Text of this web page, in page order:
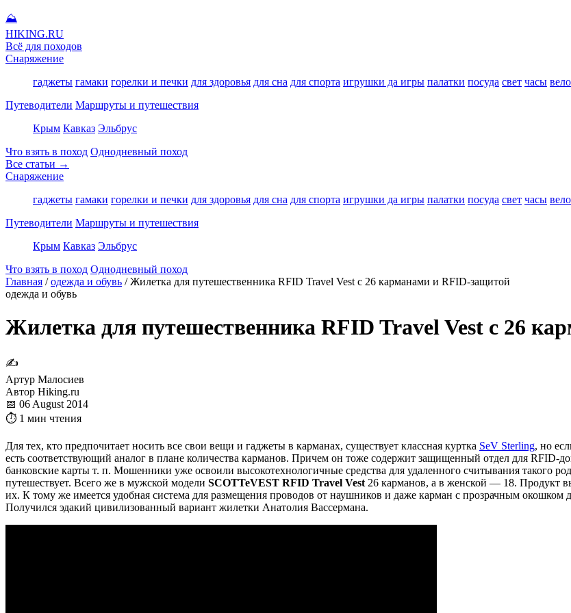
⛰
HIKING.RU
Всё для походов
Снаряжение
гаджеты гамаки горелки и печки для здоровья для сна для спорта игрушки да игры палатки посуда свет часы
Путеводители Маршруты и путешествия
Крым Кавказ Эльбрус
Что взять в поход Однодневный поход
Все статьи →
Снаряжение
гаджеты гамаки горелки и печки для здоровья для сна для спорта игрушки да игры палатки посуда свет часы
Путеводители Маршруты и путешествия
Крым Кавказ Эльбрус
Что взять в поход Однодневный поход
Главная / одежда и обувь / Жилетка для путешественника RFID Travel Vest с 26 карманами и RFID-защитой
одежда и обувь
Жилетка для путешественника RFID Travel Vest с 26
✍
Артур Малосиев
Автор Hiking.ru
📅 06 August 2014
⏱ 1 мин чтения
Для тех, кто предпочитает носить все свои вещи и гаджеты в карманах, существует классная куртка SeV Sterling, но
есть соответствующий аналог в плане количества карманов. Причем он тоже содержит защищенный отдел для RFID-
банковские карты т. п. Мошенники уже освоили высокотехнологичные средства для удаленного считывания такого
путешествует. Всего же в мужской модели SCOTTeVEST RFID Travel Vest 26 карманов, а в женской — 18. Продукт
их. К тому же имеется удобная система для размещения проводов от наушников и даже карман с прозрачным окошком
Получился эдакий цивилизованный вариант жилетки Анатолия Вассермана.